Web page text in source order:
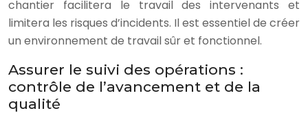
chantier facilitera le travail des intervenants et
limitera les risques d’incidents. Il est essentiel de créer
un environnement de travail sûr et fonctionnel.
Assurer le suivi des opérations :
contrôle de l’avancement et de la
qualité